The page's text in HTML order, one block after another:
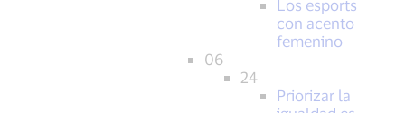
Los esports
con acento
femenino
06
24
Priorizar la